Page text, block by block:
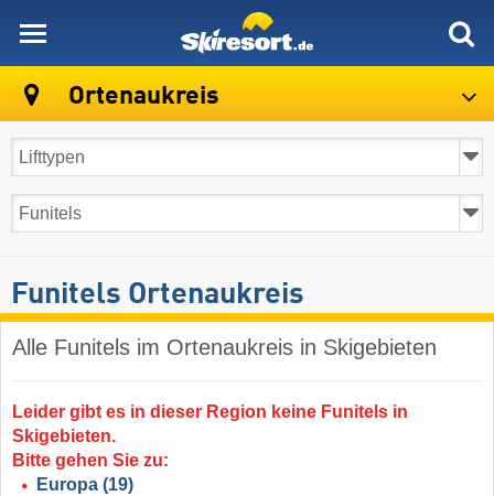
Ortenaukreis
Funitels Ortenaukreis
Alle Funitels im Ortenaukreis in Skigebieten
Leider gibt es in dieser Region keine Funitels in
Skigebieten.
Bitte gehen Sie zu:
Europa (19)